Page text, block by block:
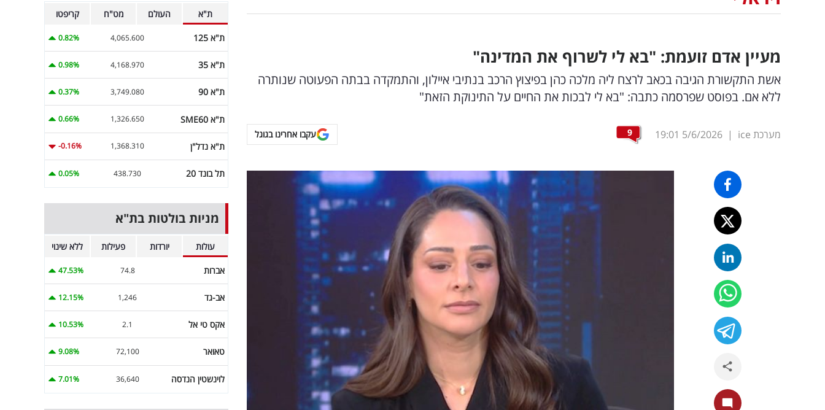
מעיין אדם זועמת: "בא לי לשרוף את המדינה"
אשת התקשורת הגיבה בכאב לרצח ליה מלכה כהן בפיצוץ הרכב בנתיבי איילון, והתמקדה בבתה הפעוטה שנותרה
ללא אם. בפוסט שפרסמה כתבה: "בא לי לבכות את החיים על התינוקת הזאת"
מערכת ice |
5/6/2026
19:01
9 עקבו אחרינו בגוגל
ת"א העולם מט"ח קריפטו
ת"א 125 4,065.600
0.82%
ת"א 35 4,168.970
0.98%
ת"א 90 3,749.080
0.37%
ת"א SME60 1,326.650
0.66%
ת"א נדל"ן 1,368.310
-0.16%
תל בונד 20 438.730
0.05%
מניות בולטות בת"א
עולות יורדות פעילות ללא שינוי
אברות 74.8
47.53%
אב-גד 1,246
12.15%
אקס טי אל 2.1
10.53%
טאואר 72,100
9.08%
לוינשטין הנדסה 36,640
7.01%